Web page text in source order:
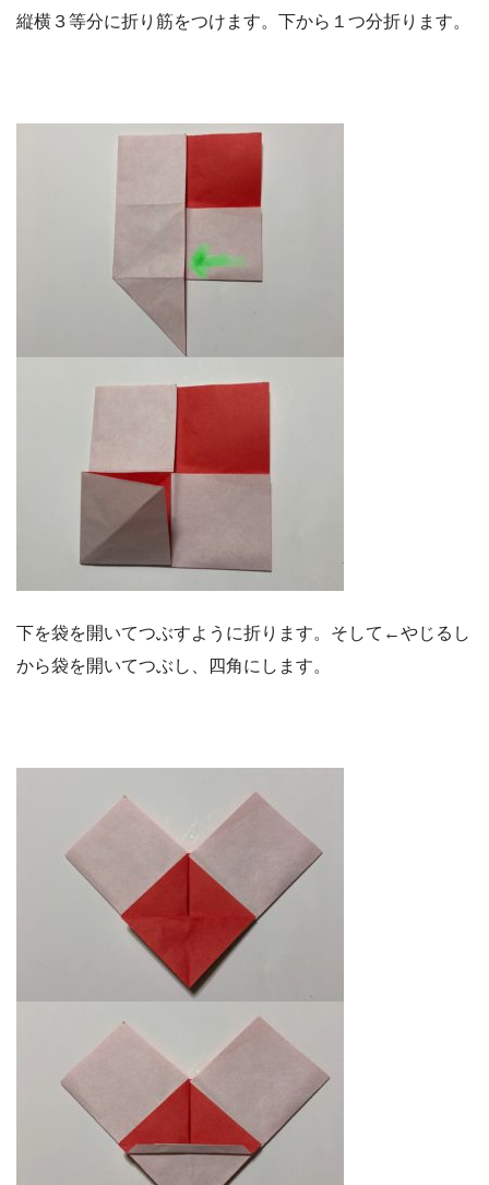
縦横３等分に折り筋をつけます。下から１つ分折ります。
下を袋を開いてつぶすように折ります。そして←やじるし
から袋を開いてつぶし、四角にします。